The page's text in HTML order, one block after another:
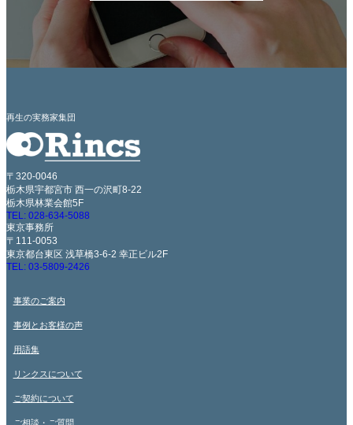
再生の実務家集団
〒320-0046
栃木県宇都宮市 西一の沢町8-22
栃木県林業会館5F
TEL: 028-634-5088
東京事務所
〒111-0053
東京都台東区 浅草橋3-6-2 幸正ビル2F
TEL: 03-5809-2426
事業のご案内
事例とお客様の声
用語集
リンクスについて
ご契約について
ご相談・ご質問